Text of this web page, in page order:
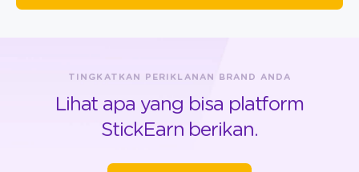
TINGKATKAN PERIKLANAN BRAND ANDA
Lihat apa yang bisa platform
StickEarn berikan.